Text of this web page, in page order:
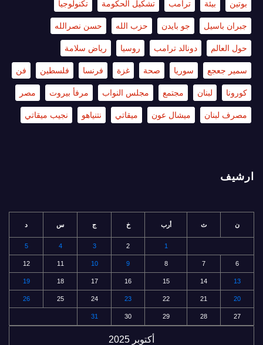
بوتين بيئة ترامب تشكيل الحكومة تكنولوجيا
جبران باسيل جو بايدن حزب الله حسن نصرالله
حول العالم دونالد ترامب روسيا رياض سلامة
سمير جعجع سوريا صحة غزة فرنسا فلسطين فن
كورونا لبنان مجتمع مجلس النواب مرفأ بيروت مصر
مصرف لبنان ميشال عون ميقاتي نتنياهو نجيب ميقاتي
ارشيف
أكتوبر 2025
ن ث أرب خ ج س د
1
2
3
4
5
6
7
8
9
10
11
12
13
14
15
16
17
18
19
20
21
22
23
24
25
26
27
28
29
30
31